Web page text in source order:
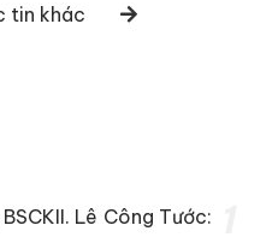
tin khác
Lê Công Tước: